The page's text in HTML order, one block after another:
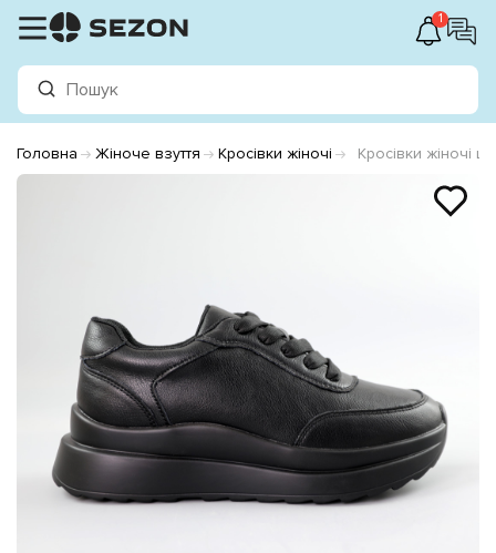
1
Головна Жіноче взуття Кросівки жіночі Кросівки жіночі